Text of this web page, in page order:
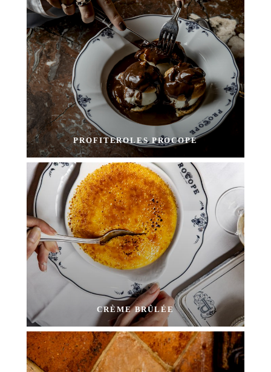
PROFITEROLES PROCOPE
CRÈME BRÛLÉE